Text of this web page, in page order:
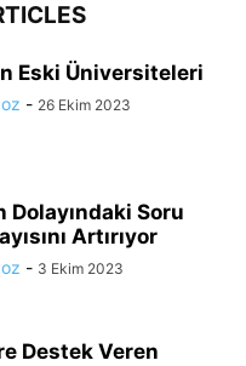
Eski Üniversiteleri
- 26 Ekim 2023
Dolayındaki Soru
Artırıyor
- 3 Ekim 2023
Destek Veren